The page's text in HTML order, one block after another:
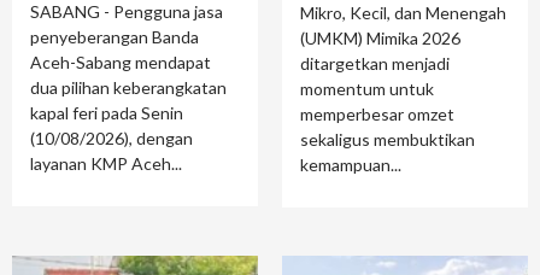
SABANG - Pengguna jasa
penyeberangan Banda
Aceh-Sabang mendapat
dua pilihan keberangkatan
kapal feri pada Senin
(10/08/2026), dengan
layanan KMP Aceh...
Mikro, Kecil, dan Menengah
(UMKM) Mimika 2026
ditargetkan menjadi
momentum untuk
memperbesar omzet
sekaligus membuktikan
kemampuan...